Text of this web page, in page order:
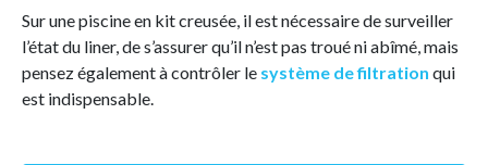
Sur une piscine en kit creusée, il est nécessaire de surveiller
l’état du liner, de s’assurer qu’il n’est pas troué ni abîmé, mais
pensez également à contrôler le système de filtration qui
est indispensable.